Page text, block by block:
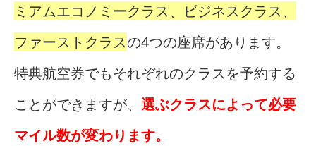
ミアムエコノミークラス、ビジネスクラス、
ファーストクラスの4つの座席があります。
特典航空券でもそれぞれのクラスを予約する
ことができますが、 選ぶクラスによって必要
マイル数が変わります。